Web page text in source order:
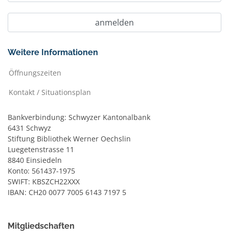
Weitere Informationen
Öffnungszeiten
Kontakt / Situationsplan
Bankverbindung: Schwyzer Kantonalbank
6431 Schwyz
Stiftung Bibliothek Werner Oechslin
Luegetenstrasse 11
8840 Einsiedeln
Konto: 561437-1975
SWIFT: KBSZCH22XXX
IBAN: CH20 0077 7005 6143 7197 5
Mitgliedschaften